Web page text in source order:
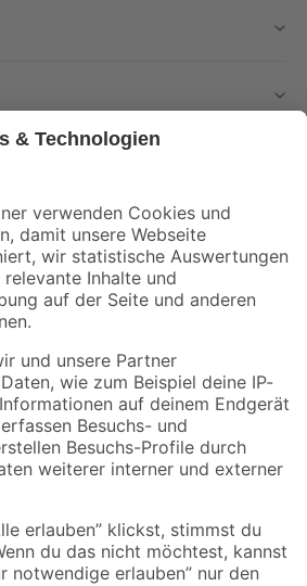
und Aktionen mehr verpassen!
Versandarten